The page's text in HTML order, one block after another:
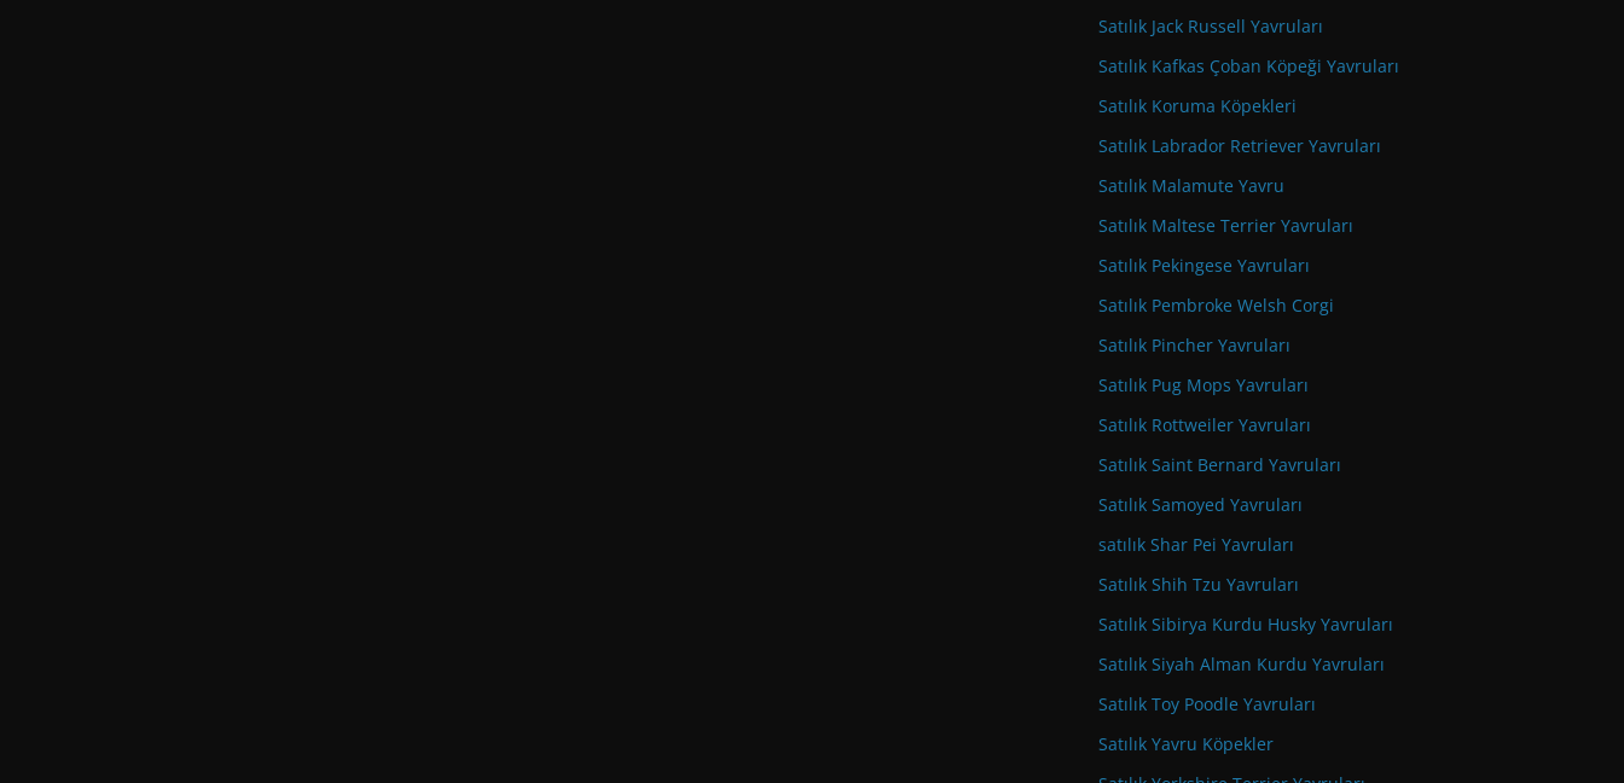
Satılık Jack Russell Yavruları
Satılık Kafkas Çoban Köpeği Yavruları
Satılık Koruma Köpekleri
Satılık Labrador Retriever Yavruları
Satılık Malamute Yavru
Satılık Maltese Terrier Yavruları
Satılık Pekingese Yavruları
Satılık Pembroke Welsh Corgi
Satılık Pincher Yavruları
Satılık Pug Mops Yavruları
Satılık Rottweiler Yavruları
Satılık Saint Bernard Yavruları
Satılık Samoyed Yavruları
satılık Shar Pei Yavruları
Satılık Shih Tzu Yavruları
Satılık Sibirya Kurdu Husky Yavruları
Satılık Siyah Alman Kurdu Yavruları
Satılık Toy Poodle Yavruları
Satılık Yavru Köpekler